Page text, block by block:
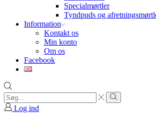
Specialmørtler
Tyndpuds og
Information
Kontakt os
Min konto
Om os
Facebook
Search
input
Search
Log ind